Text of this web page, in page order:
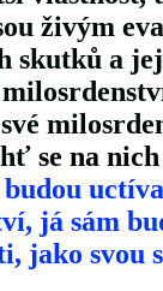
živým
skutků a
se na
já sám
jako svou